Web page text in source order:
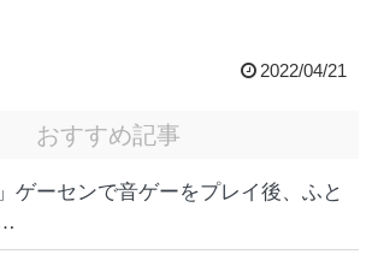
2022/04/21
おすすめ記事
ゲーセンで音ゲーをプレイ後、ふと